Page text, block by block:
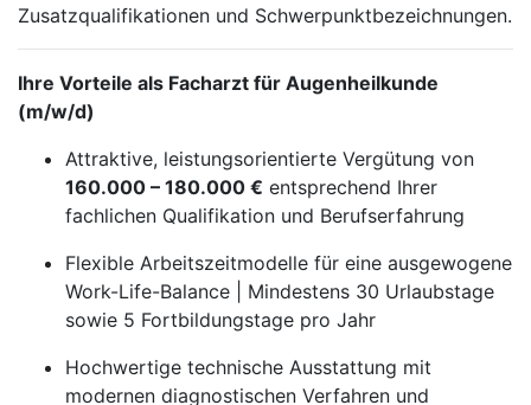
Zusatzqualifikationen und Schwerpunktbezeichnungen.
Ihre Vorteile als Facharzt für Augenheilkunde
(m/w/d)
Attraktive, leistungsorientierte Vergütung von
160.000 – 180.000 € entsprechend Ihrer
fachlichen Qualifikation und Berufserfahrung
Flexible Arbeitszeitmodelle für eine ausgewogene
Work-Life-Balance | Mindestens 30 Urlaubstage
sowie 5 Fortbildungstage pro Jahr
Hochwertige technische Ausstattung mit
modernen diagnostischen Verfahren und